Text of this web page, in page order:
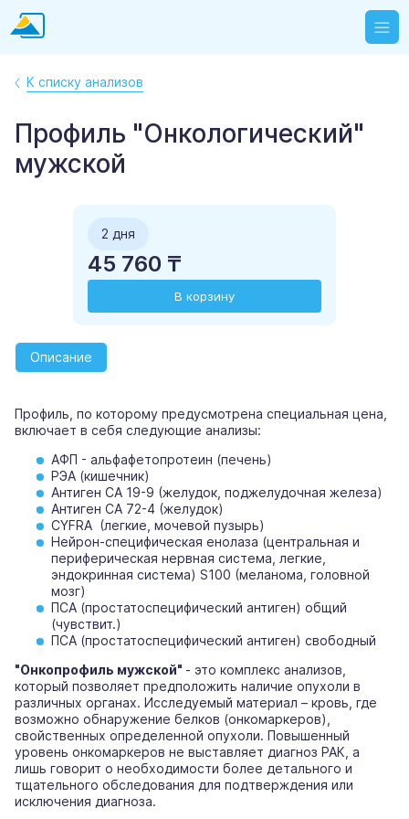
К списку анализов
Профиль "Онкологический"
мужской
2 дня
45 760 ₸
В корзину
Описание
Профиль, по которому предусмотрена специальная цена,
включает в себя следующие анализы:
АФП - альфафетопротеин (печень)
РЭА (кишечник)
Антиген CA 19-9 (желудок, поджелудочная железа)
Антиген CA 72-4 (желудок)
CYFRA (легкие, мочевой пузырь)
Нейрон-специфическая енолаза (центральная и
периферическая нервная система, легкие,
эндокринная система) S100 (меланома, головной
мозг)
ПСА (простатоспецифический антиген) общий
(чувствит.)
ПСА (простатоспецифический антиген) свободный
"Онкопрофиль мужской" - это комплекс анализов,
который позволяет предположить наличие опухоли в
различных органах. Исследуемый материал – кровь, где
возможно обнаружение белков (онкомаркеров),
свойственных определенной опухоли. Повышенный
уровень онкомаркеров не выставляет диагноз РАК, а
лишь говорит о необходимости более детального и
тщательного обследования для подтверждения или
исключения диагноза.